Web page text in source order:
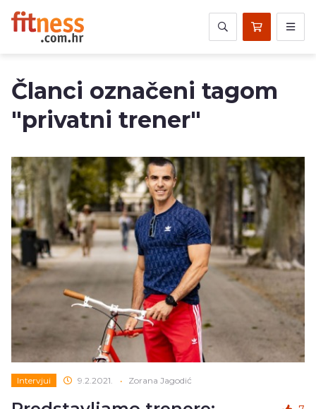
Članci označeni tagom
"privatni trener"
Intervjui 9.2.2021. • Zorana Jagodić